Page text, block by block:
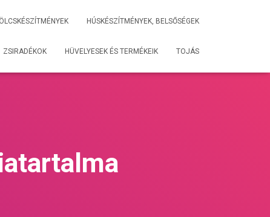
HÚSKÉSZÍTMÉNYEK, BELSŐSÉGEK
ZSIRADÉKOK HÜVELYESEK ÉS TERMÉKEIK TOJÁS